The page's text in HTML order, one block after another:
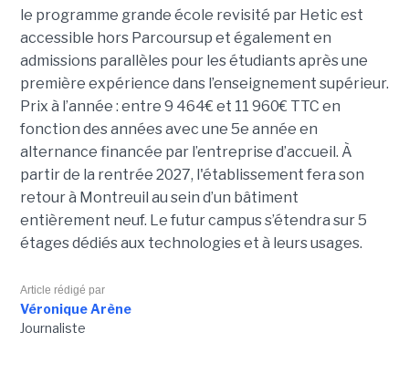
le programme grande école revisité par Hetic est
accessible hors Parcoursup et également en
admissions parallèles pour les étudiants après une
première expérience dans l’enseignement supérieur.
Prix à l’année : entre 9 464€ et 11 960€ TTC en
fonction des années avec une 5e année en
alternance financée par l’entreprise d’accueil. À
partir de la rentrée 2027, l'établissement fera son
retour à Montreuil au sein d’un bâtiment
entièrement neuf. Le futur campus s’étendra sur 5
étages dédiés aux technologies et à leurs usages.
Article rédigé par
Véronique Arène
Journaliste